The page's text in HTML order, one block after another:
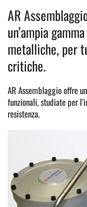
AR
un’ampia
metalliche, per
critiche.
AR Assemblaggio offre
funzionali, studiate per
resistenza.